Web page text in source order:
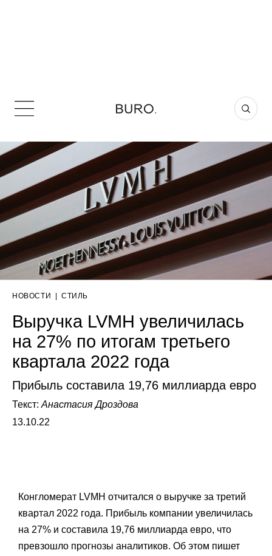
НОВОСТИ | СТИЛЬ
Выручка LVMH увеличилась
на 27% по итогам третьего
квартала 2022 года
Прибыль составила 19,76 миллиарда евро
Текст: Анастасия Дроздова
13.10.22
Конгломерат LVMH отчитался о выручке за третий
квартал 2022 года. Прибыль компании увеличилась
на 27% и составила 19,76 миллиарда евро, что
превзошло прогнозы аналитиков. Об этом пишет